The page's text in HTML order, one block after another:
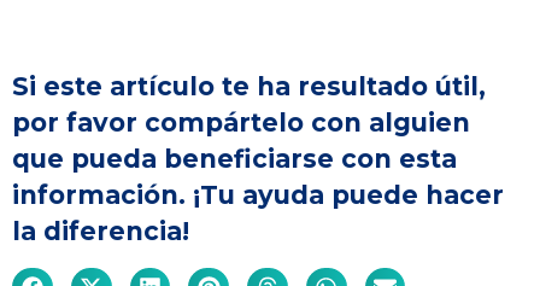
Si este artículo te ha resultado útil,
por favor compártelo con alguien
que pueda beneficiarse con esta
información. ¡Tu ayuda puede hacer
la diferencia!